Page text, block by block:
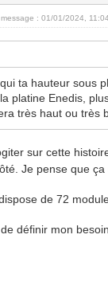
message : 01/01/2024,
ta hauteur sous
platine Enedis,
très haut ou très
sur cette
Je pense que
de 72
définir mon besoin.